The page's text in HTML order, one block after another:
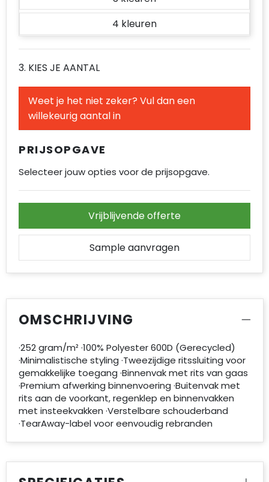
Accessoires voor tassen
Duffeltassen
Aktetassen
Opvouwbare tassen
Goodiebags
4
3. KIES JE AANTAL
Weet je het niet zeker? Vul dan een
willekeurig aantal in
PRIJSOPGAVE
Selecteer jouw opties voor de prijsopgave.
Vrijblijvende offerte
Sample aanvragen
OMSCHRIJVING
·252 gram/m² ·100% Polyester 600D (Gerecycled)
·Minimalistische styling ·Tweezijdige ritssluiting voor
gemakkelijke toegang ·Binnenvak met rits van gaas
·Premium afwerking binnenvoering ·Buitenvak met
rits aan de voorkant, regenklep en binnenvakken
met insteekvakken ·Verstelbare schouderband
·TearAway-label voor eenvoudig rebranden